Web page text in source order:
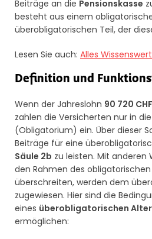
Beiträge an die Pensionskasse
besteht aus einem
überobligatorischen Teil, der
Lesen Sie auch: Alles
Definition und
Wenn der Jahreslohn 90 720 CHF
zahlen die Versicherten nur in die
(Obligatorium) ein. Über dieser
Beiträge für eine
Säule 2b zu leisten. Mit anderen
den Rahmen des obligatorischen
überschreiten, werden dem
zugewiesen. Hier sind die
eines überobligatorischen
ermöglichen: